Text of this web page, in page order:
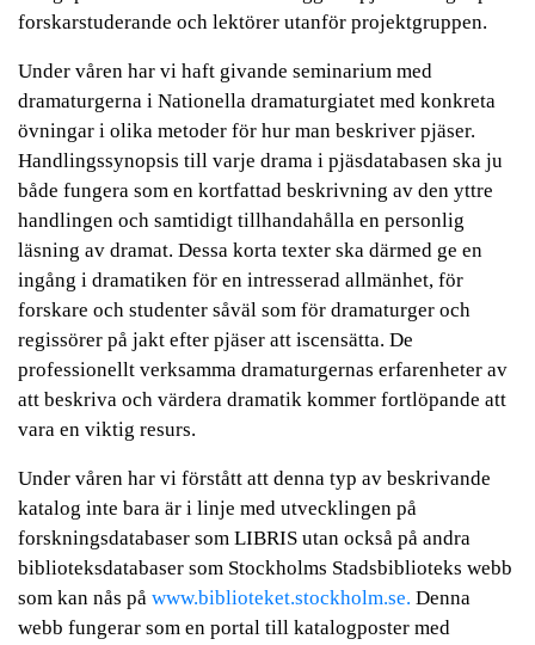
forskarstuderande och lektörer utanför projektgruppen.
Under våren har vi haft givande seminarium med
dramaturgerna i Nationella dramaturgiatet med konkreta
övningar i olika metoder för hur man beskriver pjäser.
Handlingssynopsis till varje drama i pjäsdatabasen ska ju
både fungera som en kortfattad beskrivning av den yttre
handlingen och samtidigt tillhandahålla en personlig
läsning av dramat. Dessa korta texter ska därmed ge en
ingång i dramatiken för en intresserad allmänhet, för
forskare och studenter såväl som för dramaturger och
regissörer på jakt efter pjäser att iscensätta. De
professionellt verksamma dramaturgernas erfarenheter av
att beskriva och värdera dramatik kommer fortlöpande att
vara en viktig resurs.
Under våren har vi förstått att denna typ av beskrivande
katalog inte bara är i linje med utvecklingen på
forskningsdatabaser som LIBRIS utan också på andra
biblioteksdatabaser som Stockholms Stadsbiblioteks webb
som kan nås på www.biblioteket.stockholm.se. Denna
webb fungerar som en portal till katalogposter med